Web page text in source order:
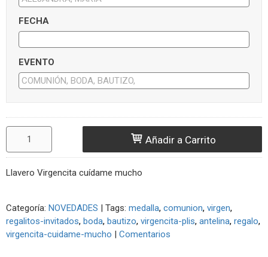
FECHA
EVENTO
Añadir a Carrito
Llavero Virgencita cuídame mucho
Categoría: NOVEDADES Tags: medalla comunion virgen
regalitos-invitados boda bautizo virgencita-plis antelina regalo
virgencita-cuidame-mucho
Comentarios